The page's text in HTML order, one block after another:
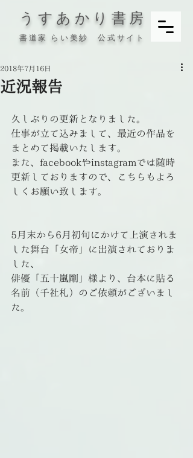
うすあかり書房
書道家 らい美紗 公式サイト
近況報告
2018年7月16日
久しぶりの更新となりました。
仕事が立て込みまして、最近の作品を
まとめて掲載いたします。
また、facebookやinstagramでは随時
更新しておりますので、こちらもよろ
しくお願い致します。
5月末から6月初旬にかけて上演されま
した舞台「女帝」に出演されておりま
した、
俳優「五十嵐剛」様より、台本に貼る
名前（千社札）のご依頼がございまし
た。